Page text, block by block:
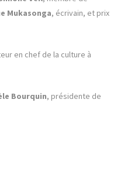
Mukasonga, écrivain, et prix
en chef de la culture à
Bourquin, présidente de